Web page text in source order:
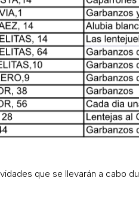
que se llevarán a cabo